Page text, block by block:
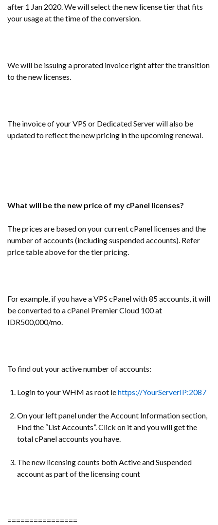
after 1 Jan 2020. We will select the new license tier that fits
your usage at the time of the conversion.
We will be issuing a prorated invoice right after the transition
to the new licenses.
The invoice of your VPS or Dedicated Server will also be
updated to reflect the new pricing in the upcoming renewal.
What will be the new price of my cPanel licenses?
The prices are based on your current cPanel licenses and the
number of accounts (including suspended accounts). Refer
price table above for the tier pricing.
For example, if you have a VPS cPanel with 85 accounts, it will
be converted to a cPanel Premier Cloud 100 at
IDR500,000/mo.
To find out your active number of accounts:
Login to your WHM as root iehttps://YourServerIP:2087
On your left panel under the Account Information section,
Find the “List Accounts”. Click on it and you will get the
total cPanel accounts you have.
The new licensing counts both Active and Suspended
account as part of the licensing count
================